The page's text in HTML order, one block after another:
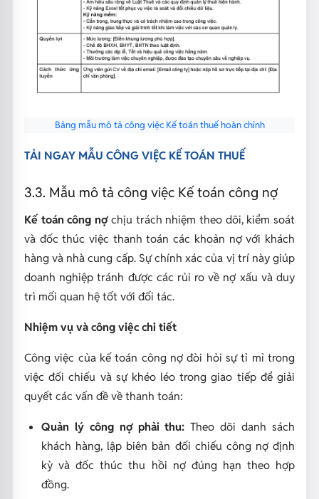
Bảng mẫu mô tả công việc Kế toán thuế hoàn chỉnh
TẢI NGAY MẪU CÔNG VIỆC KẾ TOÁN THUẾ
3.3. Mẫu mô tả công việc Kế toán công nợ
Kế toán công nợchịu trách nhiệm theo dõi, kiểm soát
và đốc thúc việc thanh toán các khoản nợ với khách
hàng và nhà cung cấp. Sự chính xác của vị trí này giúp
doanh nghiệp tránh được các rủi ro về nợ xấu và duy
trì mối quan hệ tốt với đối tác.
Nhiệm vụ và công việc chi tiết
Công việc của kế toán công nợ đòi hỏi sự tỉ mỉ trong
việc đối chiếu và sự khéo léo trong giao tiếp để giải
quyết các vấn đề về thanh toán:
Quản lý công nợ phải thu: Theo dõi danh sách
khách hàng, lập biên bản đối chiếu công nợ định
kỳ và đốc thúc thu hồi nợ đúng hạn theo hợp
đồng.